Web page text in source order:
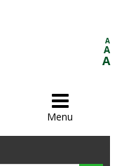
A
A
A

Menu